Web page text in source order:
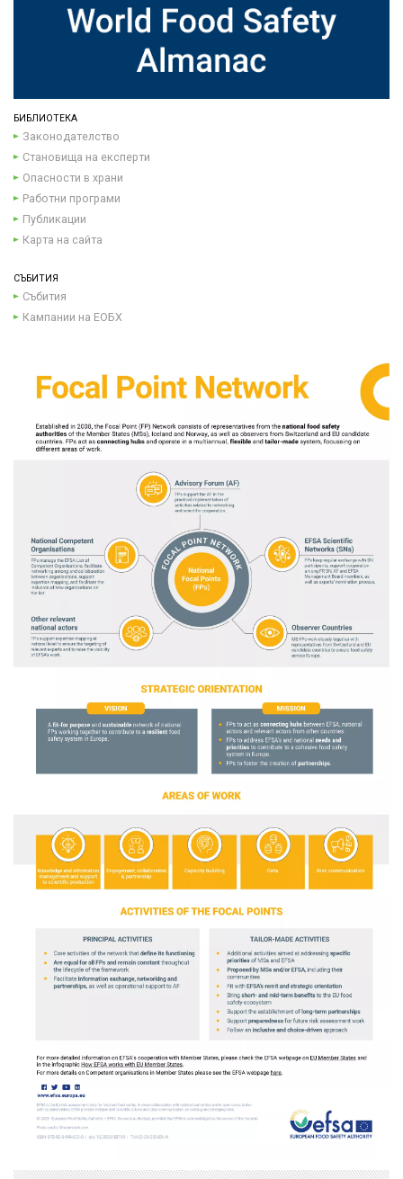
БИБЛИОТЕКА
Законодателство
Становища на експерти
Опасности в храни
Работни програми
Публикации
Карта на сайта
СЪБИТИЯ
Събития
Кампании на ЕОБХ